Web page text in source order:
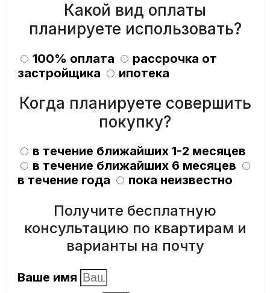
Какой вид оплаты
планируете использовать?
100% оплата
рассрочка от
застройщика
ипотека
Когда планируете совершить
покупку?
в течение ближайших 1-2 месяцев
в течение ближайших 6 месяцев
в течение года
пока неизвестно
Получите бесплатную
консультацию по квартирам и
варианты на почту
Ваше имя